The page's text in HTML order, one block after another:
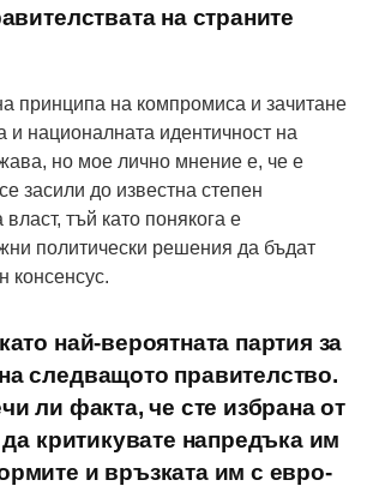
на страните
принципа на компромиса и зачитане
и националната идентичност на
но мое лично мнение е, че е
засили до известна степен
тъй като понякога е
политически решения да бъдат
консенсус.
най-вероятната партия за
следващото правителство.
ли факта, че сте избрана от
да критикувате напредъка им
и връзката им с евро-